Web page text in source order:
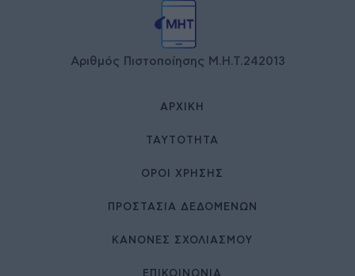
Αριθμός Πιστοποίησης Μ.Η.Τ.242013
ΑΡΧΙΚΉ
ΤΑΥΤΌΤΗΤΑ
ΌΡΟΙ ΧΡΉΣΗΣ
ΠΡΟΣΤΑΣΙΑ ΔΕΔΟΜΕΝΩΝ
ΚΑΝΟΝΕΣ ΣΧΟΛΙΑΣΜΟΥ